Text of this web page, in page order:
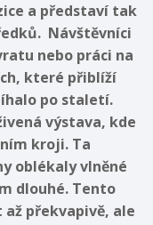
a představí tak
Návštěvníci
nebo práci na
které přiblíží
po staletí.
výstava, kde
kroji. Ta
oblékaly vlněné
dlouhé. Tento
překvapivě, ale